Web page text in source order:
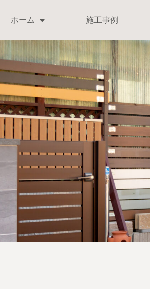
ホーム 施工事例